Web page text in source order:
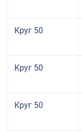
Круг 50
Круг 50
Круг 50